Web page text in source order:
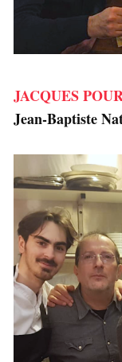
JACQUES
Jean-Baptiste